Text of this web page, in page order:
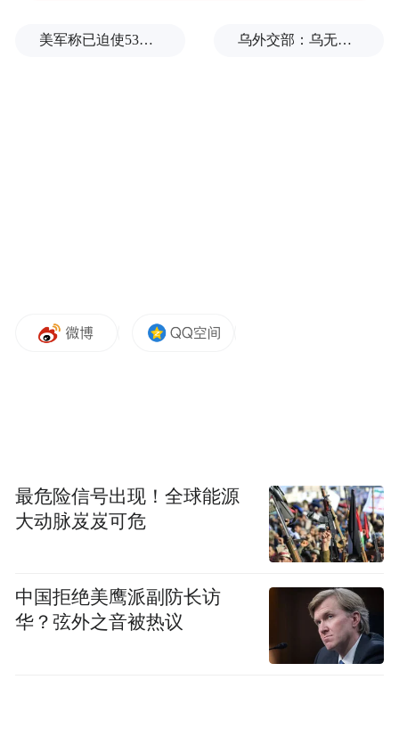
东风本田执行副总经理陈斌波，选在凤凰网“重返风沙线”的理由——
十年前被“穿越风沙线”所感动，具有里程碑价值。东风Honda和凤凰网价值
理念一致，并且以凤凰新媒体的影响力和价值，相信“重返风沙线”将再次引发
美军称已迫使53艘商船改变航线 乌外交部：乌无意向保加利亚方向发射任何装备
最危险信号出现！全球能源
大动脉岌岌可危
中国拒绝美鹰派副防长访
华？弦外之音被热议